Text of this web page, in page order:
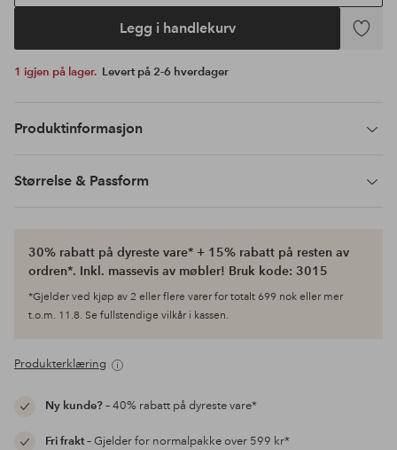
Legg i handlekurv
Legg
1 igjen på lager. Levert på 2-6 hverdager
Produktinformasjon
Størrelse & Passform
30% rabatt på dyreste vare* + 15% rabatt på resten av
ordren*. Inkl. massevis av møbler! Bruk kode: 3015
*Gjelder ved kjøp av 2 eller flere varer for totalt 699 nok eller mer
t.o.m. 11.8. Se fullstendige vilkår i kassen.
Produkterklæring
Ny kunde?– 40% rabatt på dyreste vare*
Fri frakt– Gjelder for normalpakke over 599 kr*